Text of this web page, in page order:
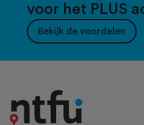
voor het PLUS
Bekijk de voordelen